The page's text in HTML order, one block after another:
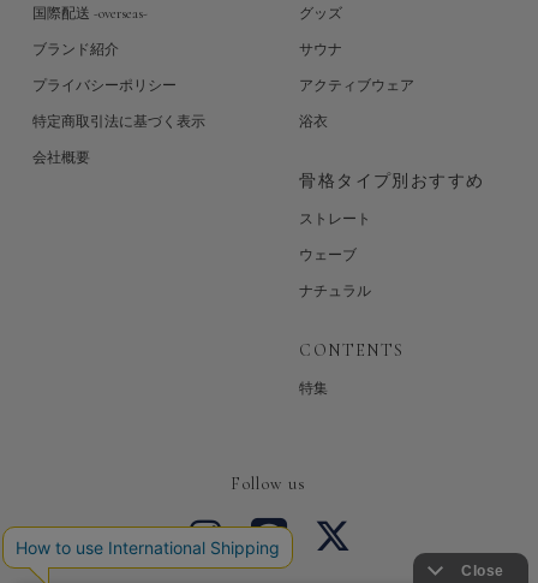
国際配送 -overseas-
ブランド紹介
プライバシーポリシー
特定商取引法に基づく表示
会社概要
グッズ
サウナ
アクティブウェア
浴衣
骨格タイプ別おすすめ
ストレート
ウェーブ
ナチュラル
CONTENTS
特集
Follow us